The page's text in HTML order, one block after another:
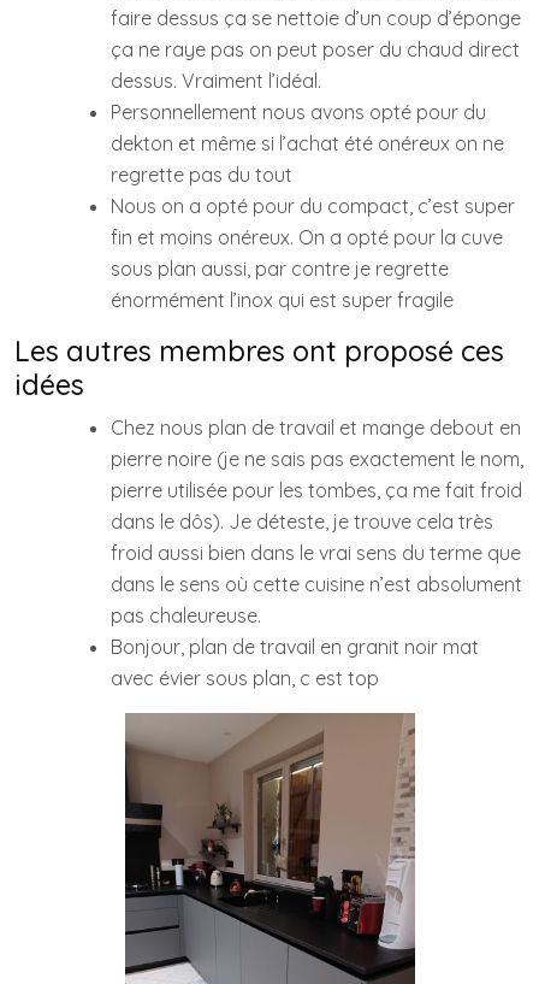
faire dessus ça se nettoie d’un coup d’éponge
ça ne raye pas on peut poser du chaud direct
dessus. Vraiment l’idéal.
Personnellement nous avons opté pour du
dekton et même si l’achat été onéreux on ne
regrette pas du tout
Nous on a opté pour du compact, c’est super
fin et moins onéreux. On a opté pour la cuve
sous plan aussi, par contre je regrette
énormément l’inox qui est super fragile
Les autres membres ont proposé ces
idées
Chez nous plan de travail et mange debout en
pierre noire (je ne sais pas exactement le nom,
pierre utilisée pour les tombes, ça me fait froid
dans le dôs). Je déteste, je trouve cela très
froid aussi bien dans le vrai sens du terme que
dans le sens où cette cuisine n’est absolument
pas chaleureuse.
Bonjour, plan de travail en granit noir mat
avec évier sous plan, c est top